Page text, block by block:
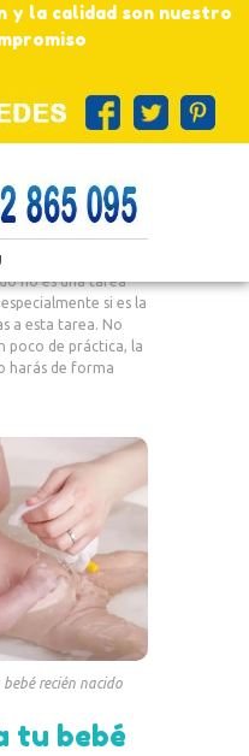
y la calidad son nuestro
no es una tarea
si es la
a esta tarea. No
poco de práctica, la
harás de forma
recién nacido
tu bebé